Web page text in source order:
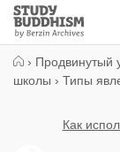
Close
Study
Buddhism
› Продвинутый
школы › Типы
Как